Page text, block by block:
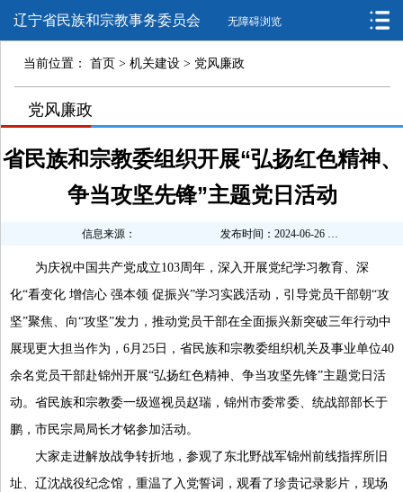
辽宁省民族和宗教事务委员会 无障碍浏览
当前位置： 首页 > 机关建设 > 党风廉政
>>
党风廉政
省民族和宗教委组织开展“弘扬红色精神、
争当攻坚先锋”主题党日活动
信息来源： 发布时间：2024-06-26 16:11:48
为庆祝中国共产党成立103周年，深入开展党纪学习教育、深
化“看变化 增信心 强本领 促振兴”学习实践活动，引导党员干部朝“攻
坚”聚焦、向“攻坚”发力，推动党员干部在全面振兴新突破三年行动中
展现更大担当作为，6月25日，省民族和宗教委组织机关及事业单位40
余名党员干部赴锦州开展“弘扬红色精神、争当攻坚先锋”主题党日活
动。省民族和宗教委一级巡视员赵瑞，锦州市委常委、统战部部长于
鹏，市民宗局局长才铭参加活动。
大家走进解放战争转折地，参观了东北野战军锦州前线指挥所旧
址、辽沈战役纪念馆，重温了入党誓词，观看了珍贵记录影片，现场